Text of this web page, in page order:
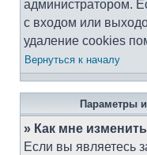
администратором.
с входом или
удаление cookies
Вернуться к началу
Параметры
» Как мне
Если вы являетесь